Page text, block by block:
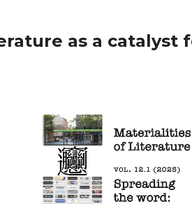
as a catalyst